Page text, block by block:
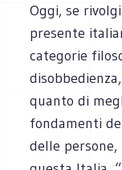
Oggi, se
presente
categorie
quanto di
fondamenti
delle persone,